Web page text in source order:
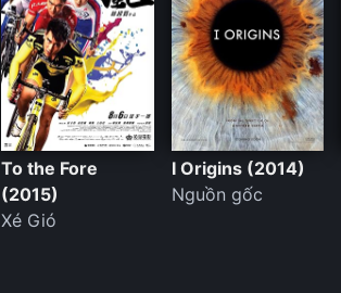
To the Fore
(2015)
Xé Gió
I Origins (2014)
Nguồn gốc